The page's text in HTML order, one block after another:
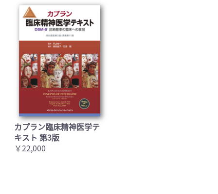
カプラン臨床精神医学テ
キスト 第3版
￥22,000